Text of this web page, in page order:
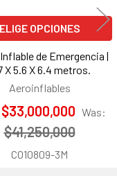
ELIGE OPCIONES
de Emergencia |
X 5.6 X 6.4 metros.
Aeroinflables
$33,000,000 Was:
$41,250,000
CO10809-3M